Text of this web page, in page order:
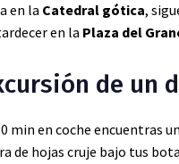
en la Catedral gótica,
en la Plaza del
de un
min en coche encuentras
de hojas cruje bajo tus